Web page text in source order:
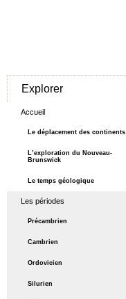
Explorer
Accueil
Le déplacement des continents
L’exploration du Nouveau-
Brunswick
Le temps géologique
Les périodes
Précambrien
Cambrien
Ordovicien
Silurien